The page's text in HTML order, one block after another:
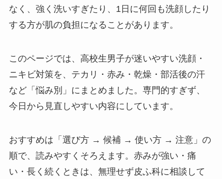
なく、強く洗いすぎたり、1日に何回も洗顔したり
する方が肌の負担になることがあります。
このページでは、高校生男子が迷いやすい洗顔・
ニキビ対策を、テカリ・赤み・乾燥・部活後の汗
など「悩み別」にまとめました。専門的すぎず、
今日から見直しやすい内容にしています。
おすすめは「選び方 → 候補 → 使い方 → 注意」の
順で、読みやすくそろえます。赤みが強い・痛
い・長く続くときは、無理せず皮ふ科に相談して